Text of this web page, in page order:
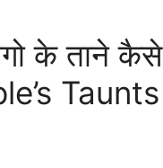
के ताने
Taunts